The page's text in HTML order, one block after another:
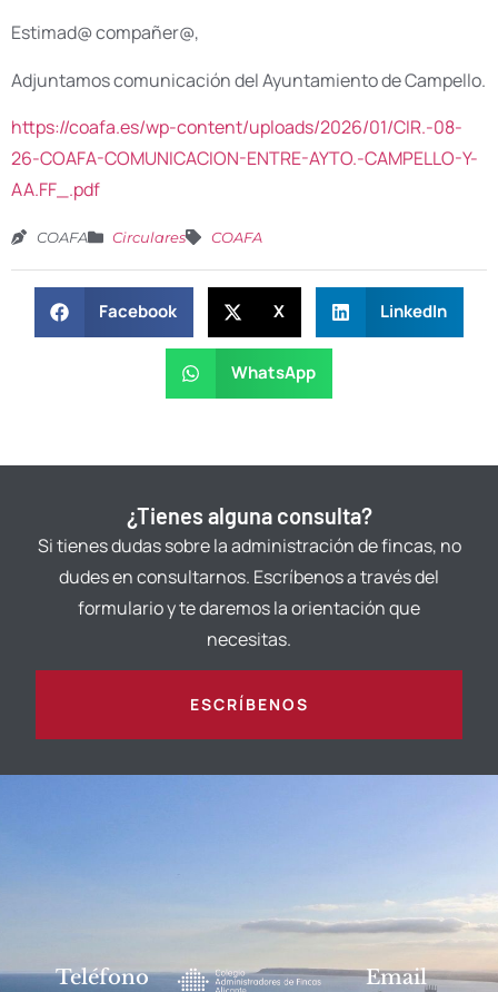
Estimad@ compañer@,
Adjuntamos comunicación del Ayuntamiento de Campello.
https://coafa.es/wp-content/uploads/2026/01/CIR.-08-
26-COAFA-COMUNICACION-ENTRE-AYTO.-CAMPELLO-Y-
AA.FF_.pdf
COAFA Circulares COAFA
Facebook X LinkedIn
WhatsApp
¿Tienes alguna consulta?
Si tienes dudas sobre la administración de fincas, no
dudes en consultarnos. Escríbenos a través del
formulario y te daremos la orientación que
necesitas.
ESCRÍBENOS
Teléfono Email